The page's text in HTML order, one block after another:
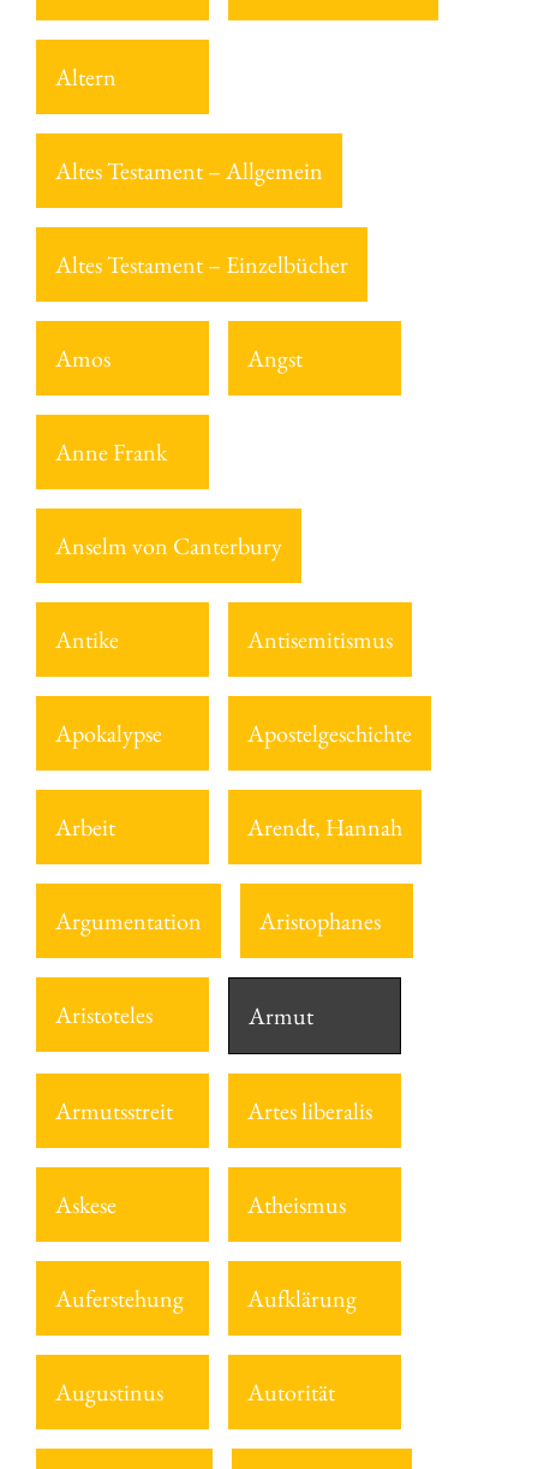
Altern
Altes Testament – Allgemein
Altes Testament – Einzelbücher
Amos Angst
Anne Frank
Anselm von Canterbury
Antike Antisemitismus
Apokalypse Apostelgeschichte
Arbeit Arendt, Hannah
Argumentation Aristophanes
Aristoteles Armut
Armutsstreit Artes liberalis
Askese Atheismus
Auferstehung Aufklärung
Augustinus Autorität